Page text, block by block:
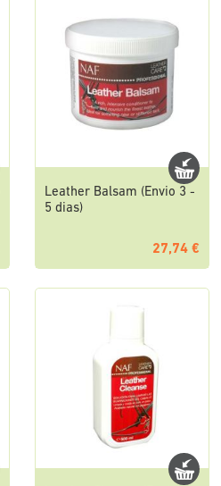
Leather Balsam (Envio 3 -
5 dias)
27,74 €